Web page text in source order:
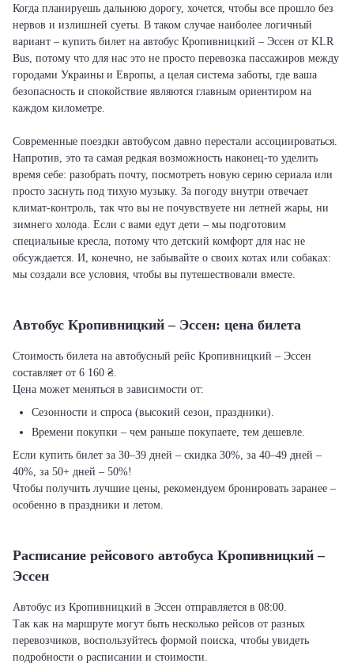
Когда планируешь дальнюю дорогу, хочется, чтобы все прошло без
нервов и излишней суеты. В таком случае наиболее логичный
вариант – купить билет на автобус Кропивницкий – Эссен от KLR
Bus, потому что для нас это не просто перевозка пассажиров между
городами Украины и Европы, а целая система заботы, где ваша
безопасность и спокойствие являются главным ориентиром на
каждом километре.
Современные поездки автобусом давно перестали ассоциироваться.
Напротив, это та самая редкая возможность наконец-то уделить
время себе: разобрать почту, посмотреть новую серию сериала или
просто заснуть под тихую музыку. За погоду внутри отвечает
климат-контроль, так что вы не почувствуете ни летней жары, ни
зимнего холода. Если с вами едут дети – мы подготовим
специальные кресла, потому что детский комфорт для нас не
обсуждается. И, конечно, не забывайте о своих котах или собаках:
мы создали все условия, чтобы вы путешествовали вместе.
Автобус Кропивницкий – Эссен: цена билета
Стоимость билета на автобусный рейс Кропивницкий – Эссен
составляет от 6 160 ₴.
Цена может меняться в зависимости от:
Сезонности и спроса (высокий сезон, праздники).
Времени покупки – чем раньше покупаете, тем дешевле.
Если купить билет за 30–39 дней – скидка 30%, за 40–49 дней –
40%, за 50+ дней – 50%!
Чтобы получить лучшие цены, рекомендуем бронировать заранее –
особенно в праздники и летом.
Расписание рейсового автобуса Кропивницкий –
Эссен
Автобус из Кропивницкий в Эссен отправляется в 08:00.
Так как на маршруте могут быть несколько рейсов от разных
перевозчиков, воспользуйтесь формой поиска, чтобы увидеть
подробности о расписании и стоимости.